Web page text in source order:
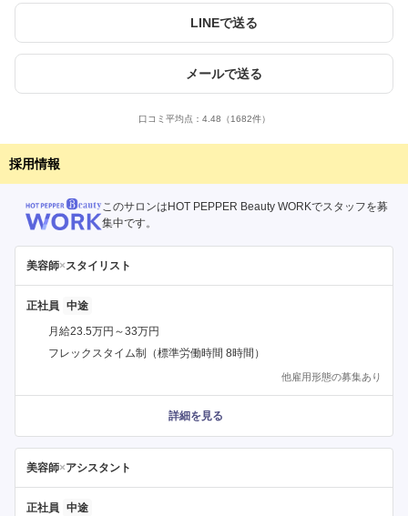
LINEで送る
メールで送る
口コミ平均点： 4.48 （1682件）
採用情報
このサロンはHOT PEPPER Beauty WORKでスタッフを募
集中です。
美容師×スタイリスト
正社員
月給23.5万円～33万円
フレックスタイム制（標準労働時間 8時間）
他雇用形態の募集あり
詳細を見る
美容師×アシスタント
正社員